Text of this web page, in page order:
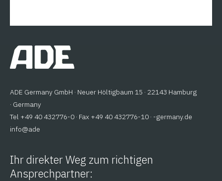
ADE Germany GmbH · Neuer Höltigbaum 15 · 22143 Hamburg
· Germany
Tel +49 40 432776-0 · Fax +49 40 432776-10 · ed.ynamreg-
eda
@ofni
Ihr direkter Weg zum richtigen
Ansprechpartner: